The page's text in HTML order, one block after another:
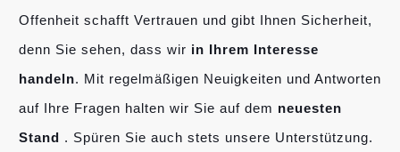
Offenheit schafft Vertrauen und gibt Ihnen Sicherheit,
denn Sie sehen, dass wir in Ihrem Interesse
handeln. Mit regelmäßigen Neuigkeiten und Antworten
auf Ihre Fragen halten wir Sie auf dem neuesten
Stand . Spüren Sie auch stets unsere Unterstützung.